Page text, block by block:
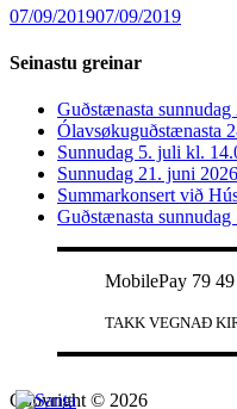
07/09/201907/09/2019
Seinastu greinar
Guðstænasta
Ólavsøkuguðstænasta
Sunnudag 5. juli kl.
Sunnudag 21. juni
Summarkonsert við
Guðstænasta
MobilePay 79
TAKK VEGNAÐ
Copyright © 2026